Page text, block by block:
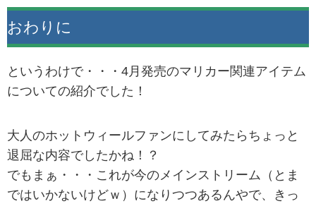
おわりに
というわけで・・・4月発売のマリカー関連アイテム
についての紹介でした！
大人のホットウィールファンにしてみたらちょっと
退屈な内容でしたかね！？
でもまぁ・・・これが今のメインストリーム（とま
ではいかないけどｗ）になりつつあるんやで、きっ